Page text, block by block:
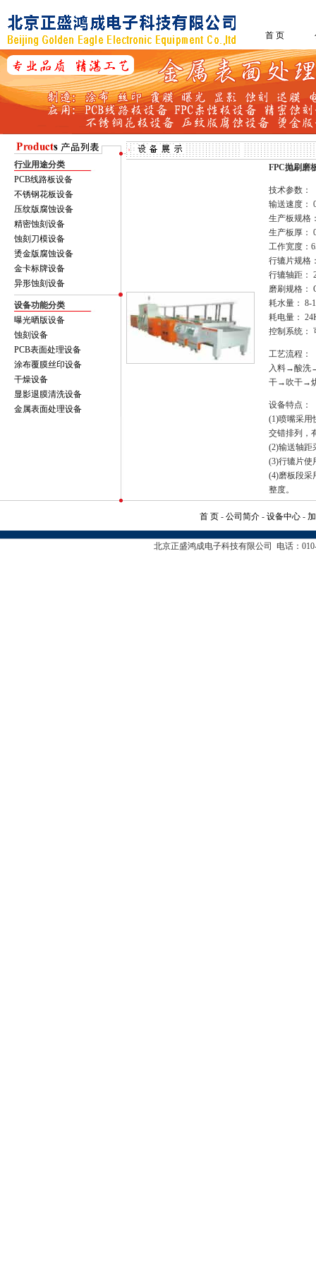
首 页
行业用途分类
PCB线路板设备
不锈钢花板设备
压纹版腐蚀设备
精密蚀刻设备
蚀刻刀模设备
烫金版腐蚀设备
金卡标牌设备
异形蚀刻设备
设备功能分类
曝光晒版设备
蚀刻设备
PCB表面处理设备
涂布覆膜丝印设备
干燥设备
显影退膜清洗设备
金属表面处理设备
FPC抛刷磨
技术参数：
输送速度：
生产板规格
生产板厚：
工作宽度：
行辘片规格
行辘轴距：
磨刷规格：
耗水量： 8-
耗电量：
控制系统：
工艺流程：
入料→酸
干→吹干→
设备特点：
(1)喷嘴采用
交错排列，
(2)输送轴距
(3)行辘片使
(4)磨板段采
整度。
首 页 -公司简介 -设备中心 -
北京正盛鸿成电子科技有限公司 电话：